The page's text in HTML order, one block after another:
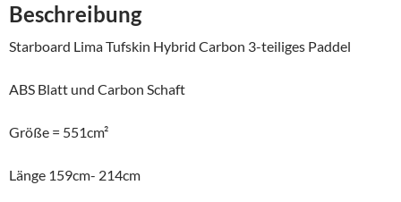
Beschreibung
Starboard Lima Tufskin Hybrid Carbon 3-teiliges Paddel
ABS Blatt und Carbon Schaft
Größe = 551cm²
Länge 159cm- 214cm